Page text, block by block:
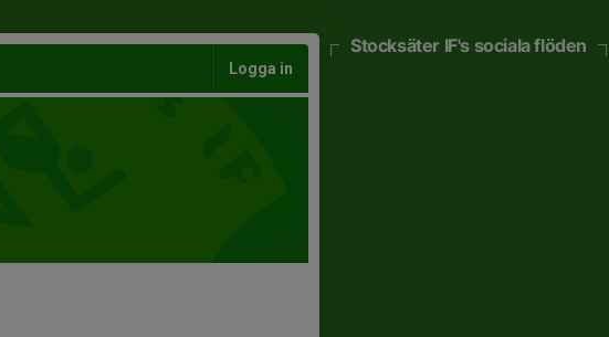
Logga in
Stocksäter IF's sociala flöden